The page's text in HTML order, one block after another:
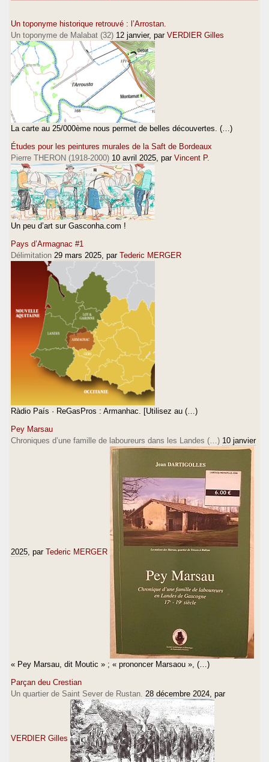
Un toponyme historique retrouvé : l’Arrostan.
Un toponyme de Malabat (32) 12 janvier, par VERDIER Gilles
La carte au 25/000ème nous permet de belles découvertes. (…)
Études pour les peintures murales de la Saft de Bordeaux
Pierre THERON (1918-2000) 10 avril 2025 , par Vincent P.
Un peu d’art sur Gasconha.com !
Pays d’Armagnac #1
Délimitation 29 mars 2025 , par Tederic MERGER
Ràdio País · ReGasPros : Armanhac. [Utilisez au (…)
Pey Marsau
Chroniques d’une famille de laboureurs dans les Landes (…) 10 janvier
2025 , par Tederic MERGER
« Pey Marsau, dit Moutic » ; « prononcer Marsaou », (…)
Parçan deu Crestian
Un quartier de Saint Sever de Rustan. 28 décembre 2024 , par
VERDIER Gilles